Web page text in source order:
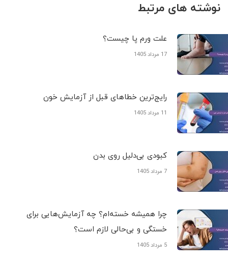
نوشته های مرتبط
علت ورم پا چیست؟
17 مرداد 1405
رایج‌ترین خطاهای قبل از آزمایش خون
11 مرداد 1405
کبودی‌ بی‌دلیل روی بدن
7 مرداد 1405
چرا همیشه خسته‌ام؟ چه آزمایش‌هایی برای
خستگی و بی‌حالی لازم است؟
5 مرداد 1405